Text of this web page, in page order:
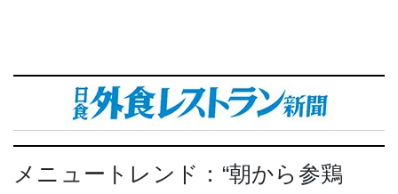
メニュートレンド：“朝から参鶏